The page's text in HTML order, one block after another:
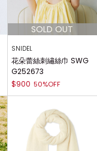
SNIDEL
花朵蕾絲刺繡絲巾 SWG
G252673
$900 50%OFF